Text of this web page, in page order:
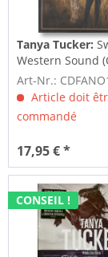
Tanya Tucker:
Western Sound
Art-Nr.:
Article doit
commandé
17,95 € *
CONSEIL !